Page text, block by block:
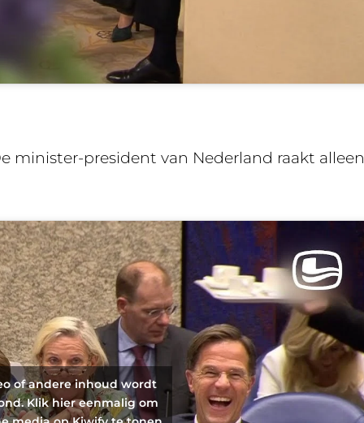
minister-president van Nederland raakt alleen
of andere inhoud wordt
Klik hier eenmalig om